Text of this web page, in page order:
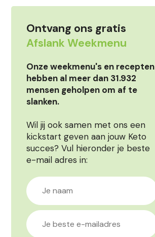
Ontvang ons gratis
Afslank Weekmenu
Onze weekmenu's en recepten
hebben al meer dan 31.932
mensen geholpen om af te
slanken.
Wil jij ook samen met ons een
kickstart geven aan jouw Keto
succes? Vul hieronder je beste
e-mail adres in: